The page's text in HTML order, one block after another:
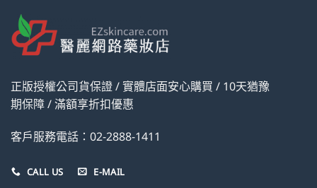
正版授權公司貨保證 / 實體店面安心購買 / 10天猶豫
期保障 / 滿額享折扣優惠
客戶服務電話：02-2888-1411
CALL US E-MAIL